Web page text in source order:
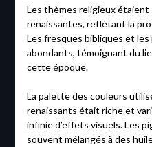
Les thèmes religieux
renaissantes, reflétant la
Les fresques bibliques et
abondants, témoignant du
cette époque.
La palette des couleurs
renaissants était riche et
infinie d’effets visuels. Les
souvent mélangés à des